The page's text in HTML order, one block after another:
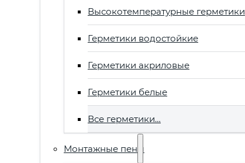
Высокотемпературные герметики
Герметики водостойкие
Герметики акриловые
Герметики белые
Все герметики…
Монтажные пены